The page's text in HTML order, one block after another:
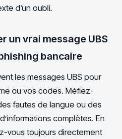
d’un oubli.
un vrai message UBS
bancaire
les messages UBS pour
ou vos codes. Méfiez-
fautes de langue ou des
complètes. En
vous toujours directement